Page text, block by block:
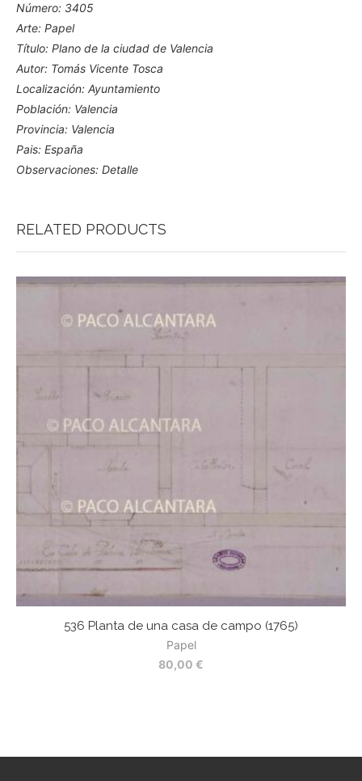
Número: 3405
Arte: Papel
Título: Plano de la ciudad de Valencia
Autor: Tomás Vicente Tosca
Localización: Ayuntamiento
Población: Valencia
Provincia: Valencia
Pais: España
Observaciones: Detalle
RELATED PRODUCTS
536 Planta de una casa de campo (1765)
Papel
80,00 €